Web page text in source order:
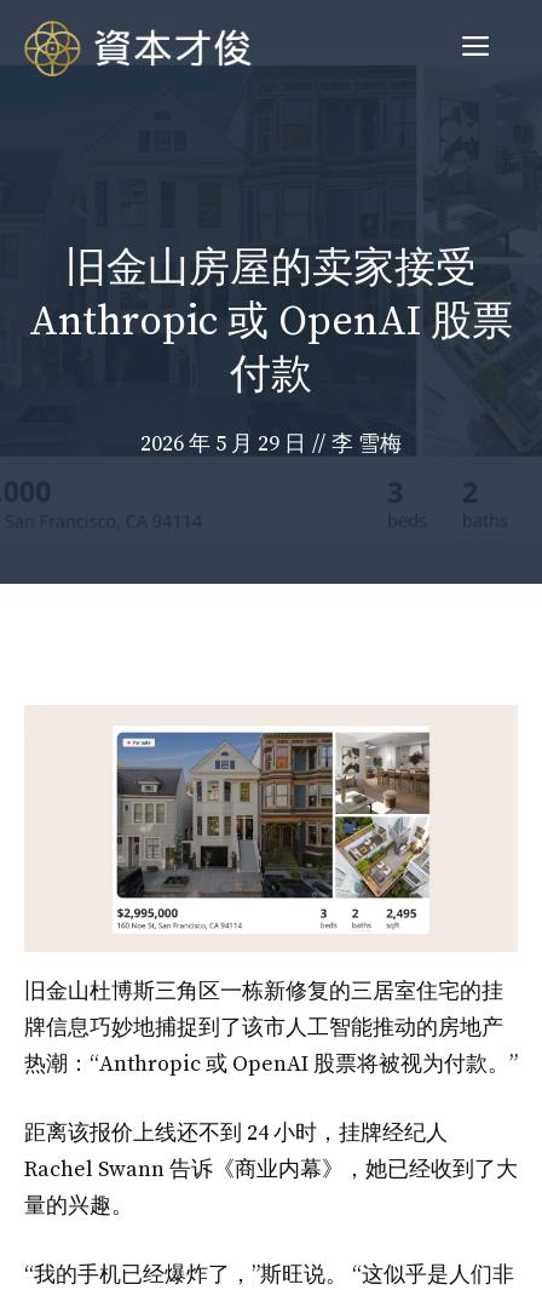
菜
旧金山房屋的卖家接受
Anthropic 或 OpenAI 股票
付款
2026 年 5 月 29 日 // 李 雪梅
旧金山杜博斯三角区一栋新修复的三居室住宅的挂
牌信息巧妙地捕捉到了该市人工智能推动的房地产
热潮：“Anthropic 或 OpenAI 股票将被视为付款。”
距离该报价上线还不到 24 小时，挂牌经纪人
Rachel Swann 告诉《商业内幕》，她已经收到了大
量的兴趣。
“我的手机已经爆炸了，”斯旺说。 “这似乎是人们非